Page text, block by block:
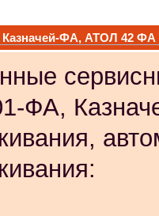
ФА, АТОЛ 42 ФА
ФА,